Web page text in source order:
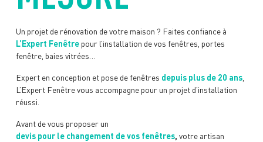
Un projet de rénovation de votre maison ? Faites confiance à
L’Expert Fenêtrepour l’installation de vos fenêtres , portes
fenêtre, baies vitrées…
Expert en conception et pose de fenêtres depuis plus de 20 ans,
L’Expert Fenêtre vous accompagne pour un projet d’installation
réussi.
Avant de vous proposer un
devis pour le changement de vos fenêtres, votre artisan